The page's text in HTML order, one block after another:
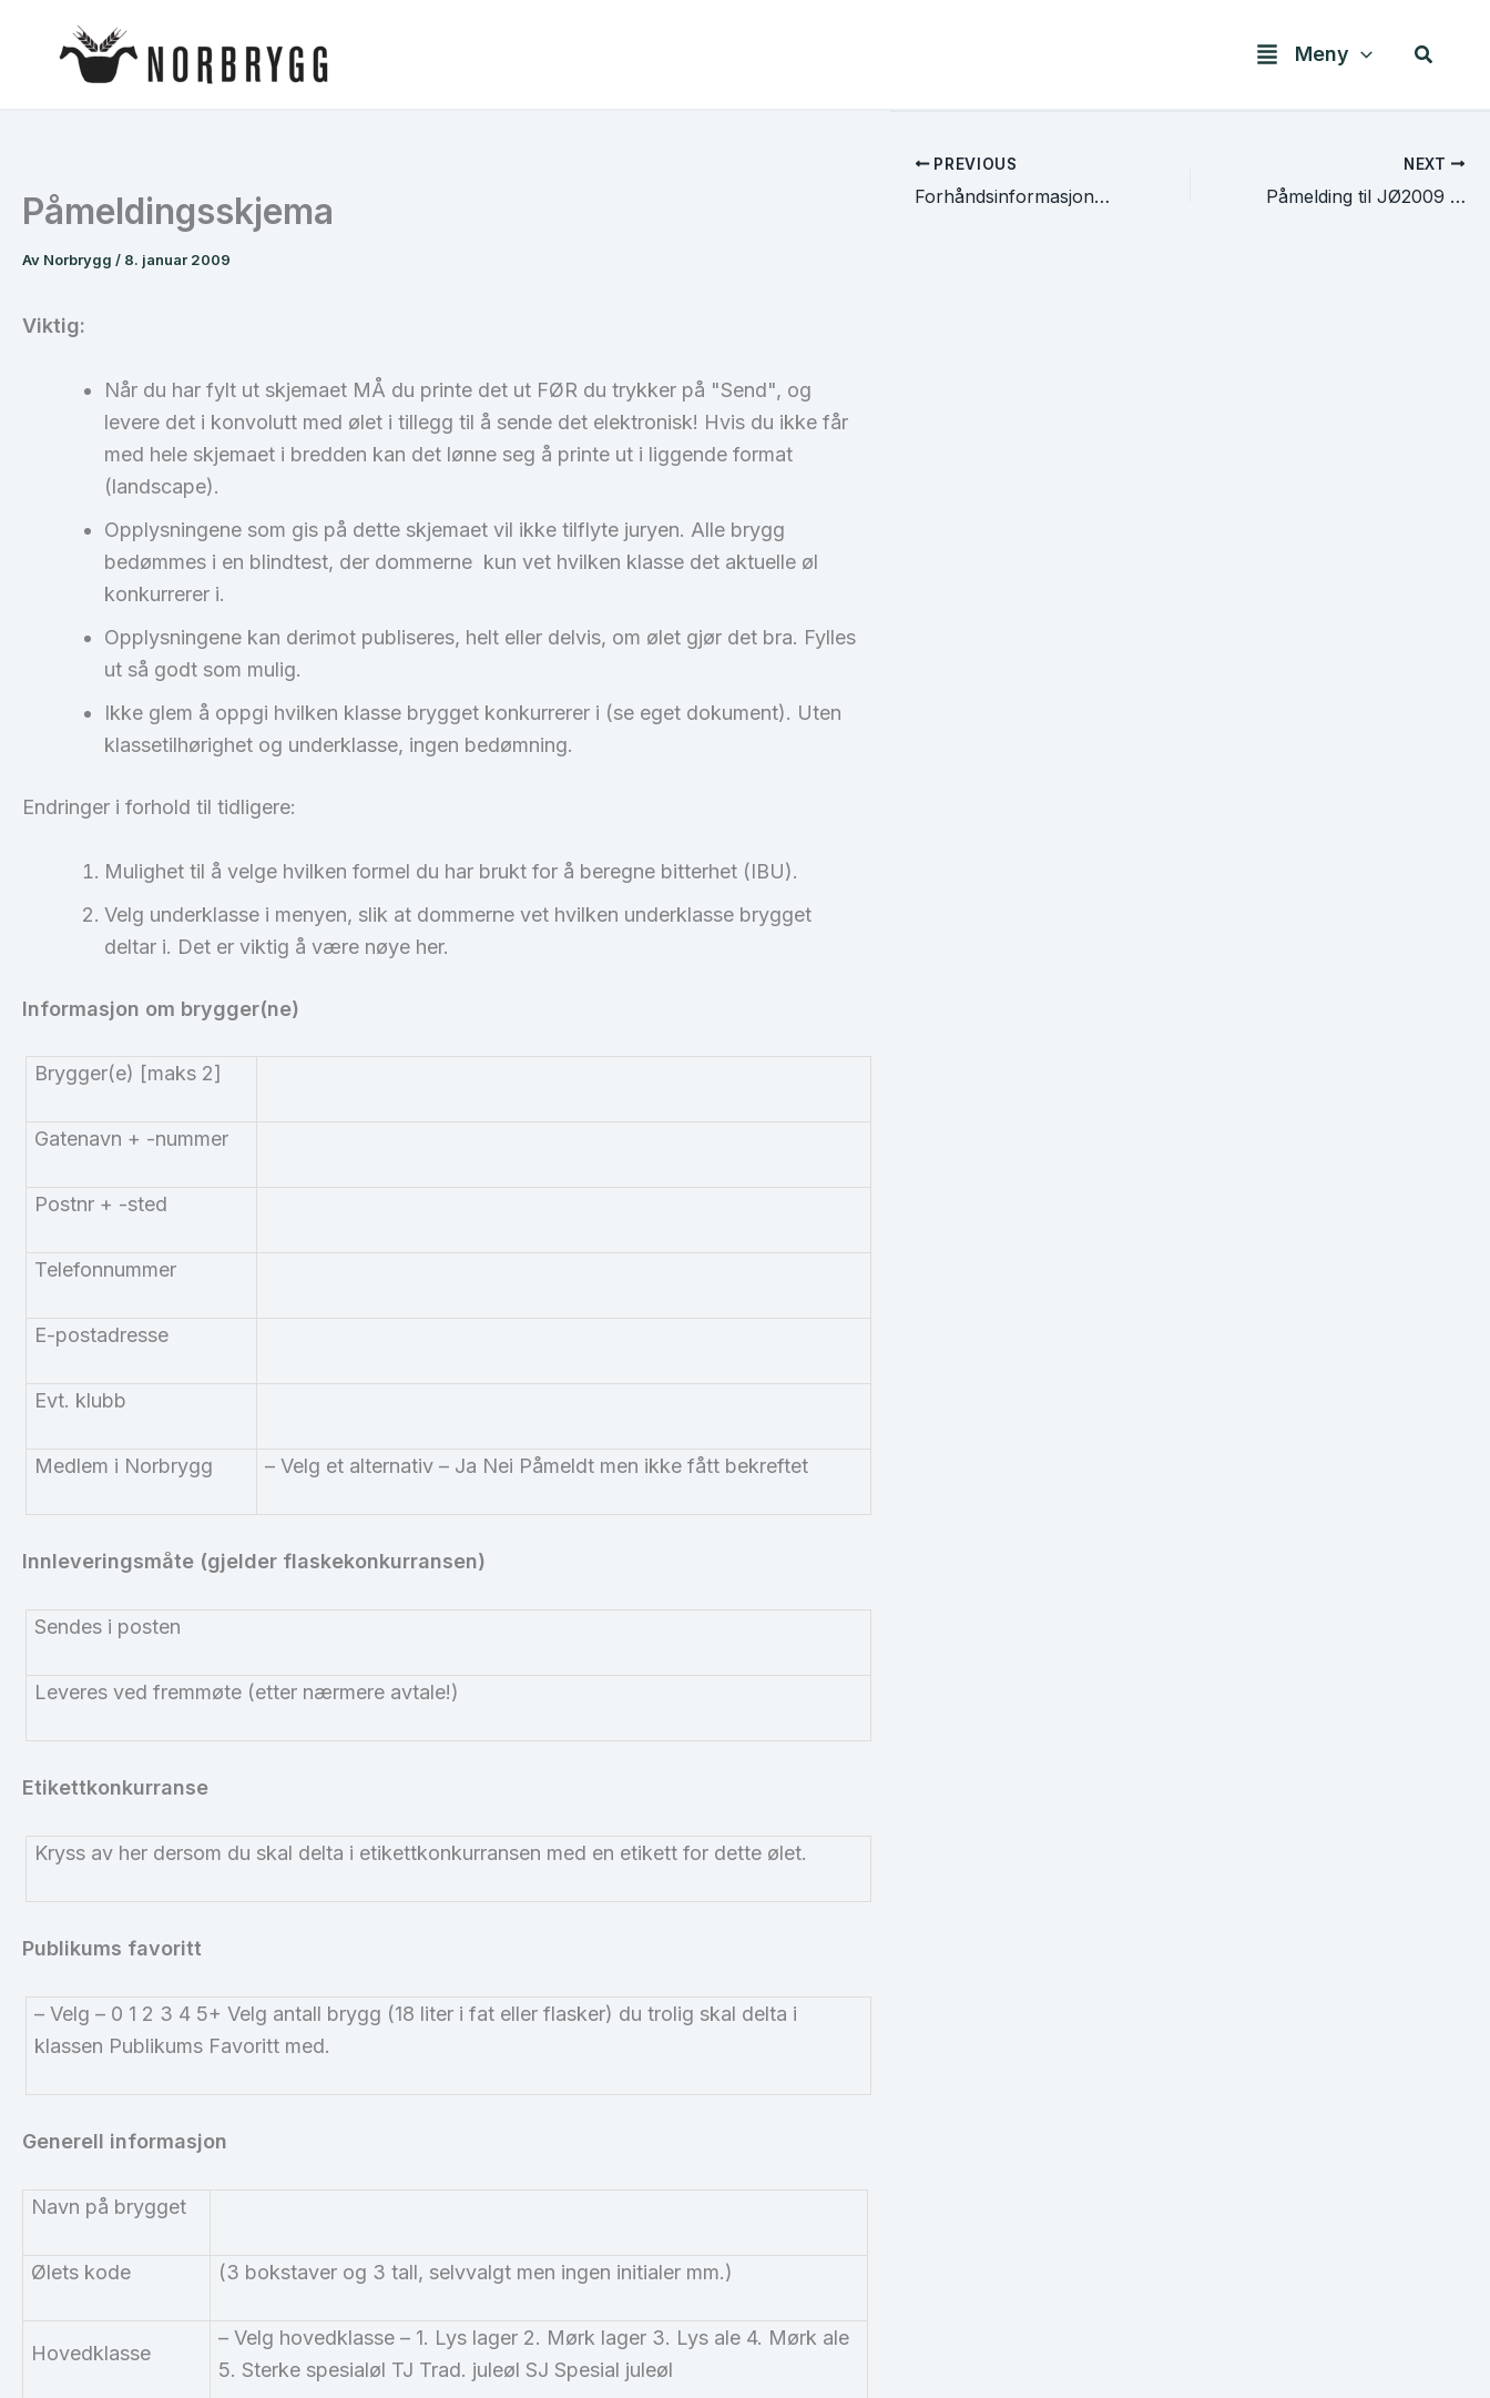
Meny Søk
Påmeldingsskjema
Av Norbrygg / 8. januar 2009
Viktig:
Når du har fylt ut skjemaet MÅ du printe det ut FØR du trykker på "Send", og
levere det i konvolutt med ølet i tillegg til å sende det elektronisk! Hvis du ikke får
med hele skjemaet i bredden kan det lønne seg å printe ut i liggende format
(landscape).
Opplysningene som gis på dette skjemaet vil ikke tilflyte juryen. Alle brygg
bedømmes i en blindtest, der dommerne kun vet hvilken klasse det aktuelle øl
konkurrerer i.
Opplysningene kan derimot publiseres, helt eller delvis, om ølet gjør det bra. Fylles
ut så godt som mulig.
Ikke glem å oppgi hvilken klasse brygget konkurrerer i (se eget dokument). Uten
klassetilhørighet og underklasse, ingen bedømning.
Endringer i forhold til tidligere:
Mulighet til å velge hvilken formel du har brukt for å beregne bitterhet (IBU).
Velg underklasse i menyen, slik at dommerne vet hvilken underklasse brygget
deltar i. Det er viktig å være nøye her.
Informasjon om brygger(ne)
Brygger(e) [maks 2]
Gatenavn + -nummer
Postnr + -sted
Telefonnummer
E-postadresse
Evt. klubb
Medlem i Norbrygg – Velg et alternativ – Ja Nei Påmeldt men ikke fått bekreftet
Innleveringsmåte (gjelder flaskekonkurransen)
Sendes i posten
Leveres ved fremmøte (etter nærmere avtale!)
Etikettkonkurranse
Kryss av her dersom du skal delta i etikettkonkurransen med en etikett for dette ølet.
Publikums favoritt
– Velg – 0 1 2 3 4 5+ Velg antall brygg (18 liter i fat eller flasker) du trolig skal delta i
klassen Publikums Favoritt med.
Generell informasjon
Navn på brygget
Ølets kode (3 bokstaver og 3 tall, selvvalgt men ingen initialer mm.)
Hovedklasse
– Velg hovedklasse – 1. Lys lager 2. Mørk lager 3. Lys ale 4. Mørk ale
5. Sterke spesialøl TJ Trad. juleøl SJ Spesial juleøl
PREVIOUS
Forhåndsinformasjon NM2009
NEXT
Påmelding til JØ2009 mottatt